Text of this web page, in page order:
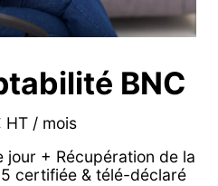
BNC
HT / mois
jour + Récupération de la
certifiée & télé-déclaré